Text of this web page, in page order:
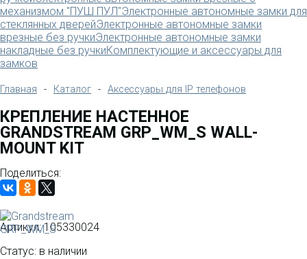
механизмом "ПУШ ПУЛ"Электронные автономные замки для
стеклянных дверейЭлектронные автономные замки
врезные без ручкиЭлектронные автономные замки
накладные без ручкиКомплектующие и аксессуары для
замков
Главная - Каталог - Аксессуары для IP телефонов
КРЕПЛЕНИЕ НАСТЕННОЕ
GRANDSTREAM GRP_WM_S WALL-
MOUNT KIT
Поделиться:
Артикул:105330024
Статус: в наличии